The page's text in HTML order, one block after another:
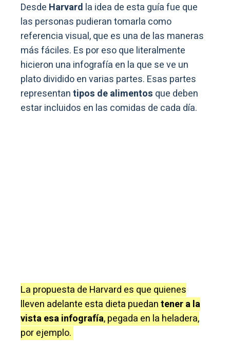
Desde Harvard la idea de esta guía fue que
las personas pudieran tomarla como
referencia visual, que es una de las maneras
más fáciles. Es por eso que literalmente
hicieron una infografía en la que se ve un
plato dividido en varias partes. Esas partes
representantipos de alimentos que deben
estar incluidos en las comidas de cada día.
La propuesta de Harvard es que quienes
lleven adelante esta dieta puedantener a la
vista esa infografía, pegada en la heladera,
por ejemplo.